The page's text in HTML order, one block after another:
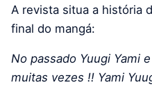
A revista situa a história
final do mangá:
No passado Yuugi Yami
muitas vezes !! Yami